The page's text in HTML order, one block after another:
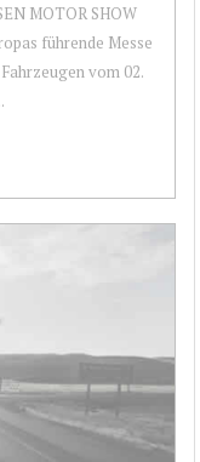
MOTOR SHOW
führende Messe
vom 02.